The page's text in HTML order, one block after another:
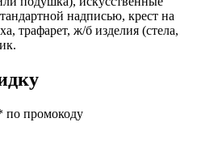
надписью, крест на
трафарет, ж/б изделия (стела,
по промокоду